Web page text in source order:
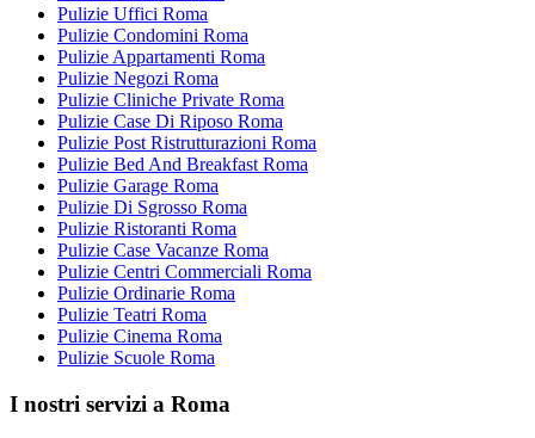
Pulizie Uffici Roma
Pulizie Condomini Roma
Pulizie Appartamenti Roma
Pulizie Negozi Roma
Pulizie Cliniche Private Roma
Pulizie Case Di Riposo Roma
Pulizie Post Ristrutturazioni Roma
Pulizie Bed And Breakfast Roma
Pulizie Garage Roma
Pulizie Di Sgrosso Roma
Pulizie Ristoranti Roma
Pulizie Case Vacanze Roma
Pulizie Centri Commerciali Roma
Pulizie Ordinarie Roma
Pulizie Teatri Roma
Pulizie Cinema Roma
Pulizie Scuole Roma
I nostri servizi a Roma